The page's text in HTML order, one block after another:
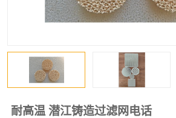
耐高温 潜江铸造过滤网电话